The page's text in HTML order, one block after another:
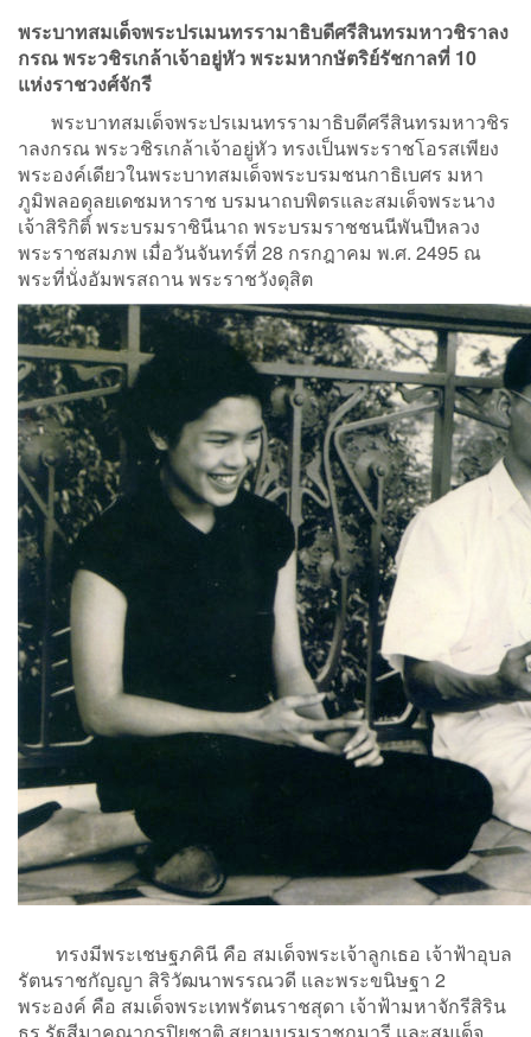
พระบาทสมเด็จพระปรเมนทรรามาธิบดีศรีสินทรมหาวชิราลง
กรณ พระวชิรเกล้าเจ้าอยู่หัวพระมหากษัตริย์รัชกาลที่ 10
แห่งราชวงศ์จักรี
พระบาทสมเด็จพระปรเมนทรรามาธิบดีศรีสินทรมหาวชิร
าลงกรณ พระวชิรเกล้าเจ้าอยู่หัว ทรงเป็นพระราชโอรสเพียง
พระองค์เดียวในพระบาทสมเด็จพระบรมชนกาธิเบศร มหา
ภูมิพลอดุลยเดชมหาราช บรมนาถบพิตรและสมเด็จพระนาง
เจ้าสิริกิติ์ พระบรมราชินีนาถ พระบรมราชชนนีพันปีหลวง
พระราชสมภพ เมื่อวันจันทร์ที่ 28 กรกฎาคม พ.ศ. 2495 ณ
พระที่นั่งอัมพรสถาน พระราชวังดุสิต
ทรงมีพระเชษฐภคินี คือ สมเด็จพระเจ้าลูกเธอ เจ้าฟ้าอุบล
รัตนราชกัญญา สิริวัฒนาพรรณวดี และพระขนิษฐา 2
พระองค์ คือ สมเด็จพระเทพรัตนราชสุดา เจ้าฟ้ามหาจักรีสิริน